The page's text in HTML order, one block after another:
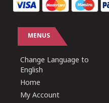
MENUS
Change Language to
English
Home
My Account